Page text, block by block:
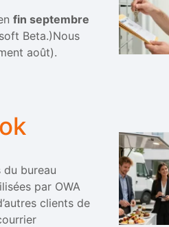
fin septembre
Beta.)Nous
août).
bureau
par OWA
clients de